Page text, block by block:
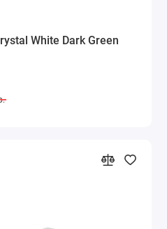
White Dark Green